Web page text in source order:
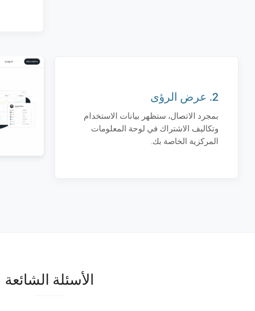
2. عرض الرؤى
بمجرد الاتصال، ستظهر بيانات الاستخدام
وتكاليف الاشتراك في لوحة المعلومات
المركزية الخاصة بك.
الأسئلة الشائعة